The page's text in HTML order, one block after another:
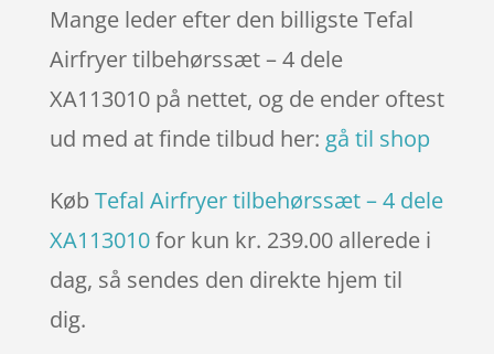
Mange leder efter den billigste Tefal
Airfryer tilbehørssæt – 4 dele
XA113010 på nettet, og de ender oftest
ud med at finde tilbud her: gå til shop
Køb Tefal Airfryer tilbehørssæt – 4 dele
XA113010for kun kr. 239.00 allerede i
dag, så sendes den direkte hjem til
dig.